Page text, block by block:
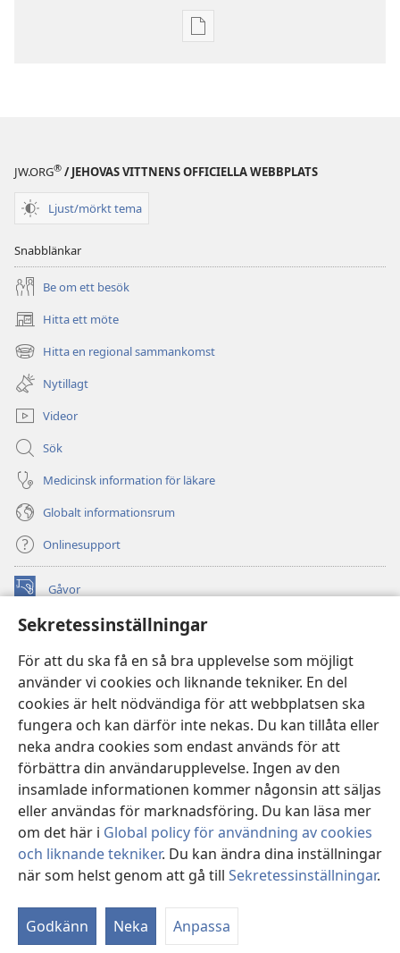
Sekretessinställningar
För att du ska få en så bra upplevelse som möjligt
använder vi cookies och liknande tekniker. En del
cookies är helt nödvändiga för att webbplatsen ska
fungera och kan därför inte nekas. Du kan tillåta eller
neka andra cookies som endast används för att
förbättra din användarupplevelse. Ingen av den
insamlade informationen kommer någonsin att säljas
eller användas för marknadsföring. Du kan läsa mer
om det här i Global policy för användning av cookies
och liknande tekniker. Du kan ändra dina inställningar
när som helst genom att gå till Sekretessinställningar.
Godkänn Neka Anpassa
Valmöjligheter
Juni 2007
JW.ORG® / JEHOVAS VITTNENS OFFICIELLA WEBBPLATS
Ljust/mörkt tema
Snabblänkar
Be om ett besök
Hitta ett möte
(öppnar
nytt
fönster)
Hitta en regional sammankomst
(öppnar
nytt
fönster)
Nytillagt
Videor
Sök
Medicinsk information för läkare
Globalt informationsrum
Onlinesupport
Gåvor
(öppnar
fönster) Watchtower ONLINE LIBRARY™
nytt
fönster)JW Hub ®
(öppnar
nytt
fönster)JW Library
Watchtower Library
Copyright© 2026 Watch Tower Bible and Tract Society of Pennsylvania.
ANVÄNDARVILLKOR
| SEKRETESSPOLICY
|
SEKRETESSINSTÄLLNINGAR